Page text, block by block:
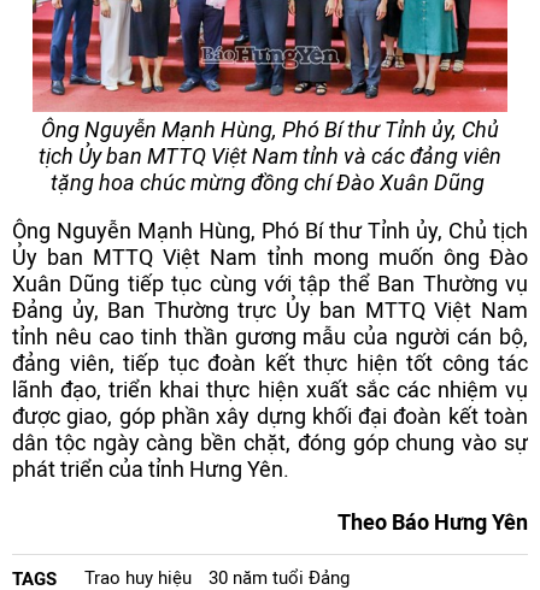
Ông Nguyễn Mạnh Hùng, Phó Bí thư Tỉnh ủy, Chủ
tịch Ủy ban MTTQ Việt Nam tỉnh và các đảng viên
tặng hoa chúc mừng đồng chí Đào Xuân Dũng
Ông Nguyễn Mạnh Hùng, Phó Bí thư Tỉnh ủy, Chủ tịch
Ủy ban MTTQ Việt Nam tỉnh mong muốn ông Đào
Xuân Dũng tiếp tục cùng với tập thể Ban Thường vụ
Đảng ủy, Ban Thường trực Ủy ban MTTQ Việt Nam
tỉnh nêu cao tinh thần gương mẫu của người cán bộ,
đảng viên, tiếp tục đoàn kết thực hiện tốt công tác
lãnh đạo, triển khai thực hiện xuất sắc các nhiệm vụ
được giao, góp phần xây dựng khối đại đoàn kết toàn
dân tộc ngày càng bền chặt, đóng góp chung vào sự
phát triển của tỉnh Hưng Yên.
Theo Báo Hưng Yên
TAGS Trao huy hiệu
30 năm tuổi Đảng